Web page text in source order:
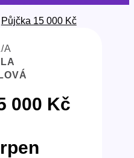
Půjčka 15 000 Kč
A
000 Kč